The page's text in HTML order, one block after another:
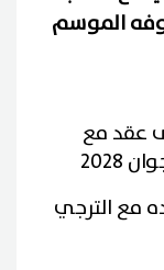
الموسم
عقد مع
مع الترجي